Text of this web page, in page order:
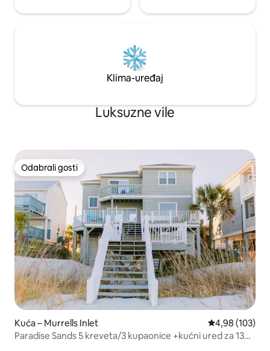
Klima-uređaj
Luksuzne vile
Odabrali gosti
Odabrali gosti
Kuća – Murrells Inlet Prosječna
4,98 (103)
Paradise Sands 5 kreveta/3 kupaonice +kućni ured za 13